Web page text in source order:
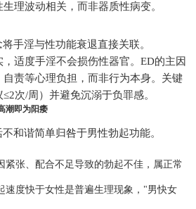
理波动相关，而非器质性病变。
手淫与性功能衰退直接关联。
适度手淫不会损伤性器官。ED的主因
责等心理负担，而非行为本身。关键
次/周）并避免沉溺于负罪感。
潮即为阳痿
不和谐简单归咎于男性勃起功能。
紧张、配合不足导致的勃起不佳，属正常
速度快于女性是普遍生理现象，"男快女